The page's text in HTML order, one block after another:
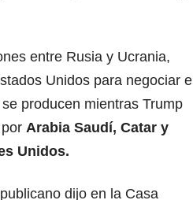
entre Rusia y Ucrania,
Unidos para negociar el
producen mientras Trump
Arabia Saudí, Catar y
Unidos.
dijo en la Casa